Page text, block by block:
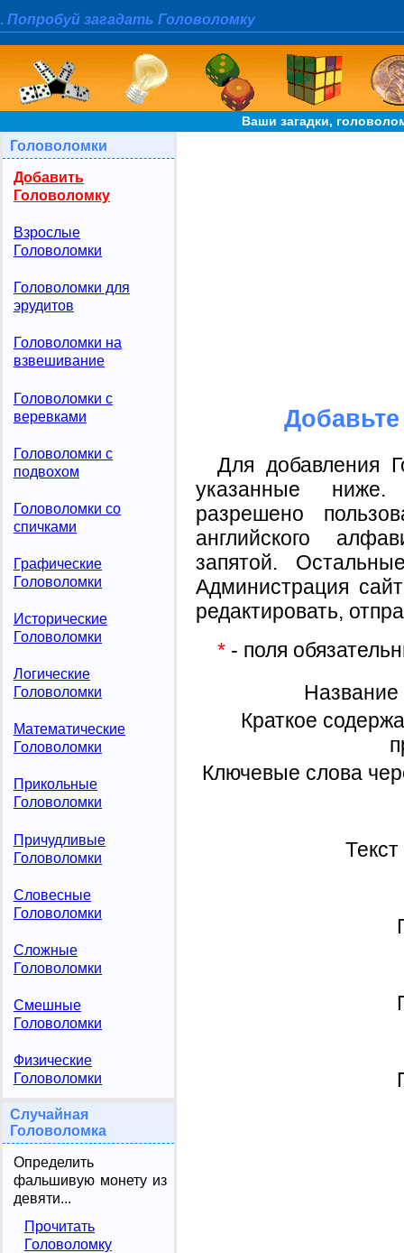
. Попробуй загадать Головоломку
Ваши загадки,
Головоломки
Добавить
Головоломку
Взрослые
Головоломки
Головоломки для
эрудитов
Головоломки на
взвешивание
Головоломки с
веревками
Головоломки с
подвохом
Головоломки со
спичками
Графические
Головоломки
Исторические
Головоломки
Логические
Головоломки
Математические
Головоломки
Прикольные
Головоломки
Причудливые
Головоломки
Словесные
Головоломки
Сложные
Головоломки
Смешные
Головоломки
Физические
Головоломки
Случайная
Головоломка
Определить
фальшивую монету из
девяти...
Прочитать
Головоломку
Для добавления
указанные
разрешено
английского
запятой.
Администрация
редактировать,
* - поля
Название
Краткое
Ключевые слова